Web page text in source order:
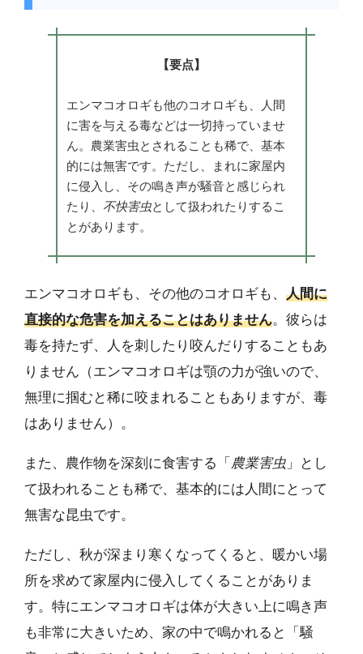
【要点】
エンマコオロギも他のコオロギも、人間
に害を与える毒などは一切持っていませ
ん。農業害虫とされることも稀で、基本
的には無害です。ただし、まれに家屋内
に侵入し、その鳴き声が騒音と感じられ
たり、 不快害虫として扱われたりするこ
とがあります。
エンマコオロギも、その他のコオロギも、 人間に
直接的な危害を加えることはありません。彼らは
毒を持たず、人を刺したり咬んだりすることもあ
りません（エンマコオロギは顎の力が強いので、
無理に掴むと稀に咬まれることもありますが、毒
はありません）。
また、農作物を深刻に食害する「 農業害虫 」とし
て扱われることも稀で、基本的には人間にとって
無害な昆虫です。
ただし、秋が深まり寒くなってくると、暖かい場
所を求めて家屋内に侵入してくることがありま
す。特にエンマコオロギは体が大きい上に鳴き声
も非常に大きいため、家の中で鳴かれると「騒